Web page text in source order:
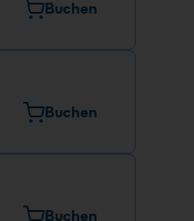
Buchen
Buchen
Buchen